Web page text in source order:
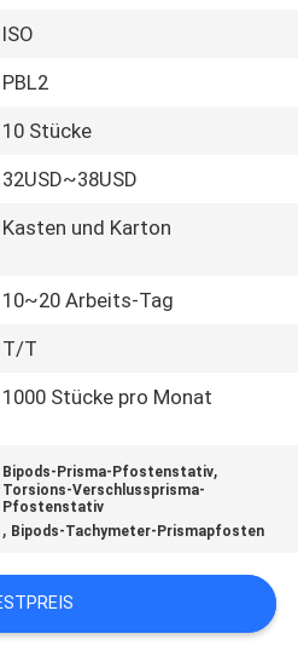
ISO
PBL2
10 Stücke
32USD~38USD
Kasten und Karton
10~20 Arbeits-Tag
T/T
1000 Stücke pro Monat
Bipods-Prisma-Pfostenstativ,
Torsions-Verschlussprisma-
Pfostenstativ
, Bipods-Tachymeter-Prismapfosten